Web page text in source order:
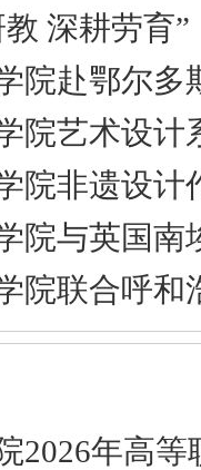
深耕劳育”
院赴鄂尔多
院艺术设计
院非遗设计
院与英国南
院联合呼和
2026年高等